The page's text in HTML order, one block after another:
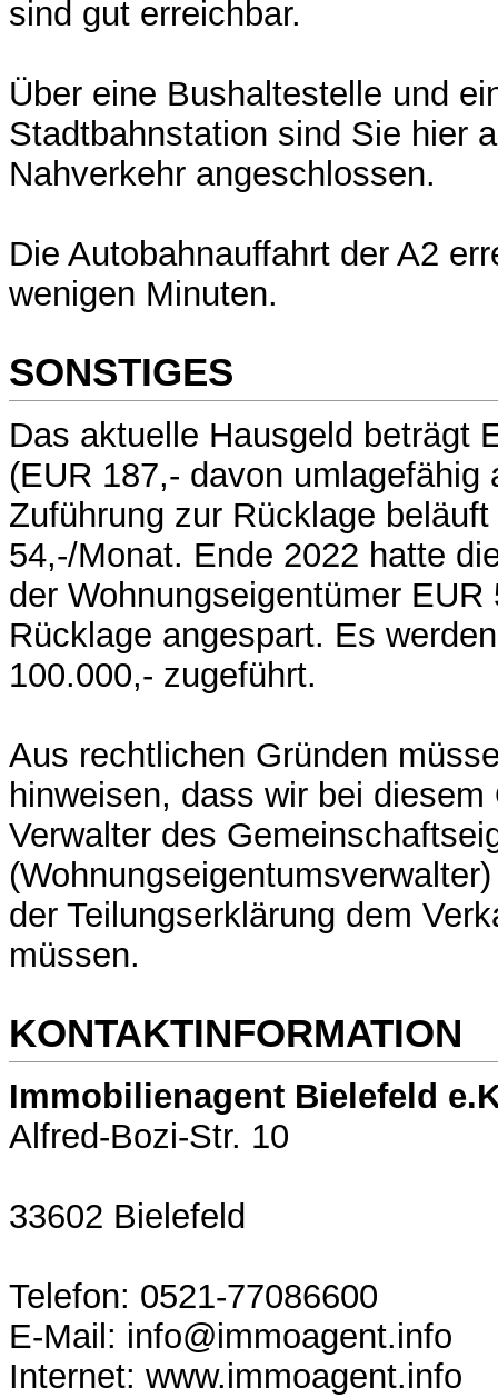
sind gut erreichbar.
Über eine Bushaltestelle und
Stadtbahnstation sind Sie hier
Nahverkehr angeschlossen.
Die Autobahnauffahrt der A2
wenigen Minuten.
SONSTIGES
Das aktuelle Hausgeld beträgt
(EUR 187,- davon umlagefähig
Zuführung zur Rücklage
54,-/Monat. Ende 2022 hatte
der Wohnungseigentümer EUR
Rücklage angespart. Es
100.000,- zugeführt.
Aus rechtlichen Gründen
hinweisen, dass wir bei
Verwalter des
der Teilungserklärung dem
müssen.
KONTAKTINFORMATION
Immobilienagent Bielefeld
Alfred-Bozi-Str. 10
33602 Bielefeld
Telefon: 0521-77086600
E-Mail: info@immoagent.info
Internet: www.immoagent.info